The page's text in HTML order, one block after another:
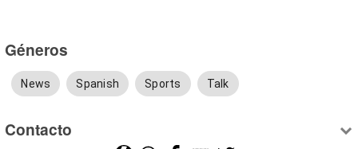
Géneros
News Spanish Sports Talk
Contacto